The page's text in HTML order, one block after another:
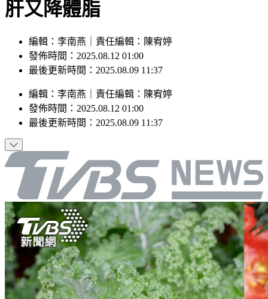
發佈時間：2025.08.12 01:00
最後更新時間：2025.08.09 11:37
發佈時間：2025.08.12 01:00
最後更新時間：2025.08.09 11:37